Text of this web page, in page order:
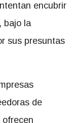
encubrir
bajo la
sus presuntas
de
ofrecen